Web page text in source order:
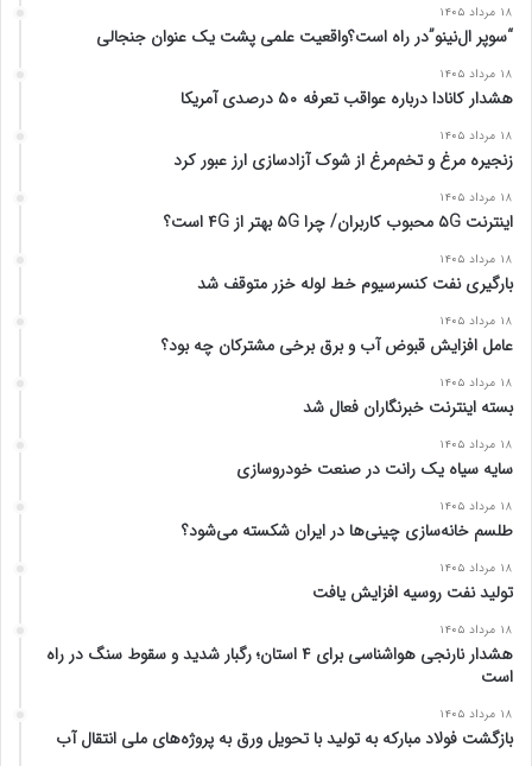
۱۸ مرداد ۱۴۰۵
“سوپر ال‌نینو”در راه است؟واقعیت علمی پشت یک عنوان جنجالی
۱۸ مرداد ۱۴۰۵
هشدار کانادا درباره عواقب تعرفه ۵۰ درصدی آمریکا
۱۸ مرداد ۱۴۰۵
زنجیره مرغ و تخم‌مرغ از شوک آزادسازی ارز عبور کرد
۱۸ مرداد ۱۴۰۵
اینترنت ۵G محبوب کاربران/ چرا ۵G بهتر از ۴G است؟
۱۸ مرداد ۱۴۰۵
بارگیری نفت کنسرسیوم خط لوله خزر متوقف شد
۱۸ مرداد ۱۴۰۵
عامل افزایش قبوض آب و برق برخی مشترکان چه بود؟
۱۸ مرداد ۱۴۰۵
بسته اینترنت خبرنگاران فعال شد
۱۸ مرداد ۱۴۰۵
سایه سیاه یک رانت در صنعت خودروسازی
۱۸ مرداد ۱۴۰۵
طلسم خانه‌سازی چینی‌ها در ایران شکسته می‌شود؟
۱۸ مرداد ۱۴۰۵
تولید نفت روسیه افزایش یافت
۱۸ مرداد ۱۴۰۵
هشدار نارنجی هواشناسی برای ۴ استان؛ رگبار شدید و سقوط سنگ در راه
است
۱۸ مرداد ۱۴۰۵
بازگشت فولاد مبارکه به تولید با تحویل ورق به پروژه‌های ملی انتقال آب